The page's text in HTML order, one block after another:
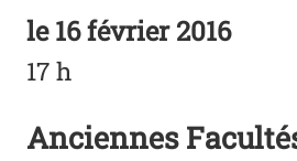
le16 février 2016
17 h
Anciennes